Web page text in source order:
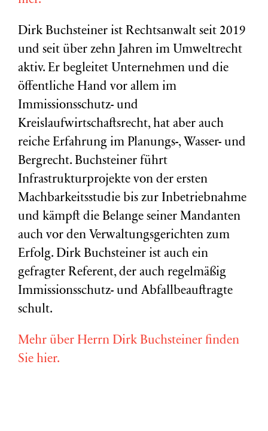
Dirk Buchsteiner ist Rechtsanwalt seit 2019
und seit über zehn Jahren im Umweltrecht
aktiv. Er begleitet Unternehmen und die
öffentliche Hand vor allem im
Immissionsschutz- und
Kreislaufwirtschaftsrecht, hat aber auch
reiche Erfahrung im Planungs-, Wasser- und
Bergrecht. Buchsteiner führt
Infrastrukturprojekte von der ersten
Machbarkeitsstudie bis zur Inbetriebnahme
und kämpft die Belange seiner Mandanten
auch vor den Verwaltungsgerichten zum
Erfolg. Dirk Buchsteiner ist auch ein
gefragter Referent, der auch regelmäßig
Immissionsschutz- und Abfallbeauftragte
schult.
Mehr über Herrn Dirk Buchsteiner finden
Sie hier.